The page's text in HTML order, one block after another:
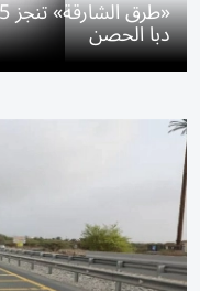
دبا الحصن